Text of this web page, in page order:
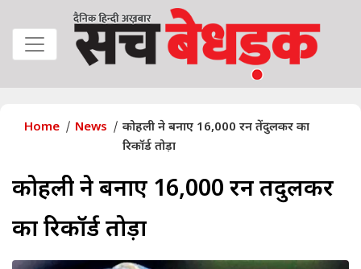
Home News
कोहली ने बनाए 16,000 रन तेंदुलकर का
रिकॉर्ड तोड़ा
कोहली ने बनाए 16,000 रन तेंदुलकर
का रिकॉर्ड तोड़ा